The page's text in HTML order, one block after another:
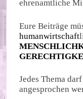
ehrenamtliche
Eure Beiträge
humanwirtschaft
Jedes Thema
angesprochen